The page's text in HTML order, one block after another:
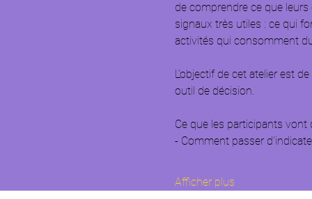
de comprendre ce que
signaux très utiles : ce qui
activités qui consomment
L’objectif de cet atelier est
outil de décision.
Ce que les participants vont
- Comment passer
Afficher plus